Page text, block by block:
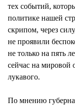
тех событий,
политике нашей
скрипом, через
не проявили
не только на пять
сейчас на
лукавого.
По мнению